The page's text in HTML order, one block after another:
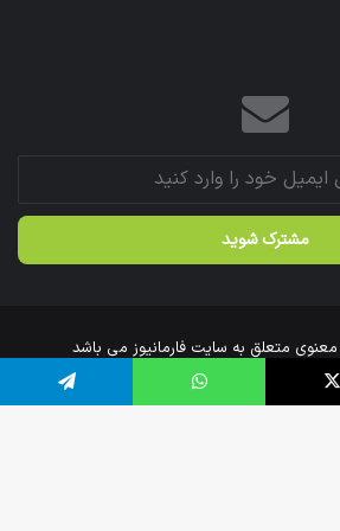
متعلق به سایت فارمانیوز می باشد
ارتباط با ما
واتس آپ تلگرام